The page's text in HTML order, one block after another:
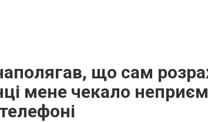
що сам
мене чекало